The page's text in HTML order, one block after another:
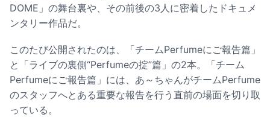
DOME」の舞台裏や、その前後の3人に密着したドキュメ
ンタリー作品だ。
このたび公開されたのは、「チームPerfumeにご報告篇」
と「ライブの裏側“Perfumeの掟”篇」の2本。「チーム
Perfumeにご報告篇」には、あ～ちゃんがチームPerfume
のスタッフへとある重要な報告を行う直前の場面を切り取
っている。